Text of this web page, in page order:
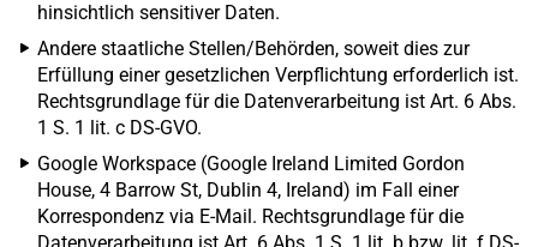
hinsichtlich sensitiver Daten.
Andere staatliche Stellen/Behörden, soweit dies zur
Erfüllung einer gesetzlichen Verpflichtung erforderlich ist.
Rechtsgrundlage für die Datenverarbeitung ist Art. 6 Abs.
1 S. 1 lit. c DS-GVO.
Google Workspace (Google Ireland Limited Gordon
House, 4 Barrow St, Dublin 4, Ireland) im Fall einer
Korrespondenz via E-Mail. Rechtsgrundlage für die